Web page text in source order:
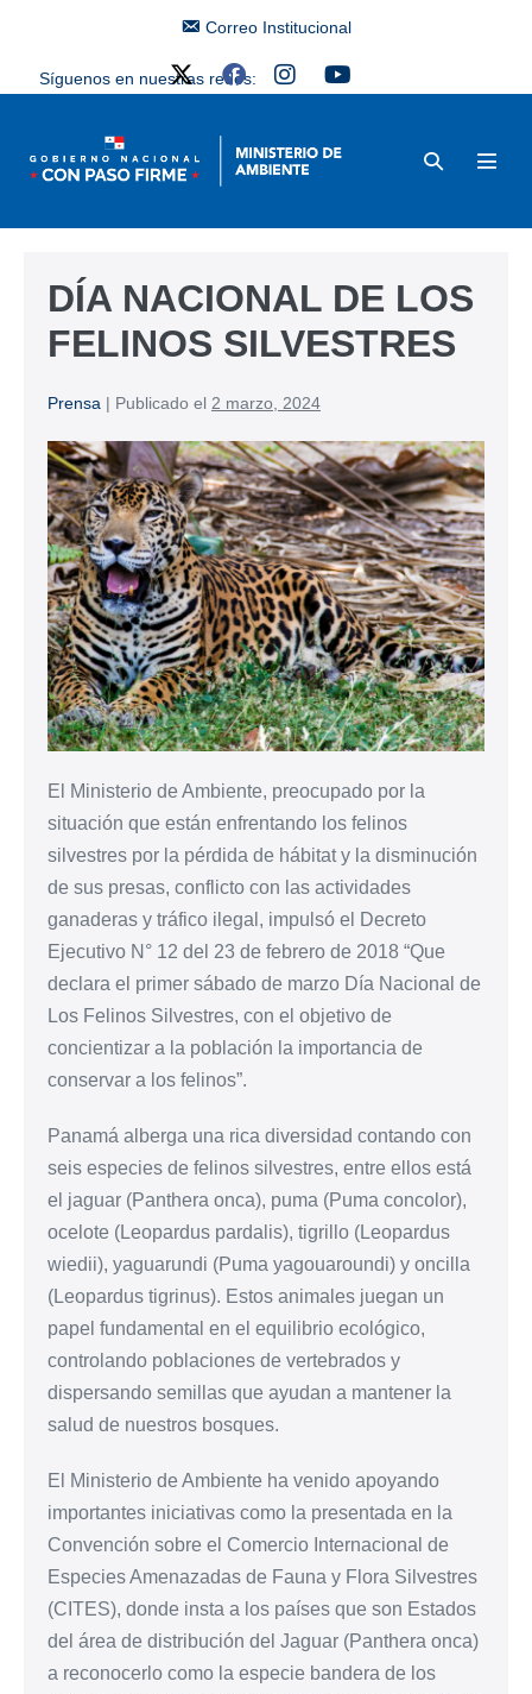
Correo Institucional
Síguenos en nuestras redes:
DÍA NACIONAL DE LOS
FELINOS SILVESTRES
Prensa | Publicado el 2 marzo, 2024
El Ministerio de Ambiente, preocupado por la
situación que están enfrentando los felinos
silvestres por la pérdida de hábitat y la disminución
de sus presas, conflicto con las actividades
ganaderas y tráfico ilegal, impulsó el Decreto
Ejecutivo N° 12 del 23 de febrero de 2018 “Que
declara el primer sábado de marzo Día Nacional de
Los Felinos Silvestres, con el objetivo de
concientizar a la población la importancia de
conservar a los felinos”.
Panamá alberga una rica diversidad contando con
seis especies de felinos silvestres, entre ellos está
el jaguar (Panthera onca), puma (Puma concolor),
ocelote (Leopardus pardalis), tigrillo (Leopardus
wiedii), yaguarundi (Puma yagouaroundi) y oncilla
(Leopardus tigrinus). Estos animales juegan un
papel fundamental en el equilibrio ecológico,
controlando poblaciones de vertebrados y
dispersando semillas que ayudan a mantener la
salud de nuestros bosques.
El Ministerio de Ambiente ha venido apoyando
importantes iniciativas como la presentada en la
Convención sobre el Comercio Internacional de
Especies Amenazadas de Fauna y Flora Silvestres
(CITES), donde insta a los países que son Estados
del área de distribución del Jaguar (Panthera onca)
a reconocerlo como la especie bandera de los